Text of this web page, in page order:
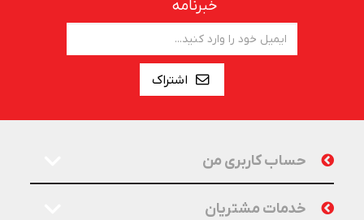
خبرنامه
اشتراک
حساب کاربری من
خدمات مشتریان